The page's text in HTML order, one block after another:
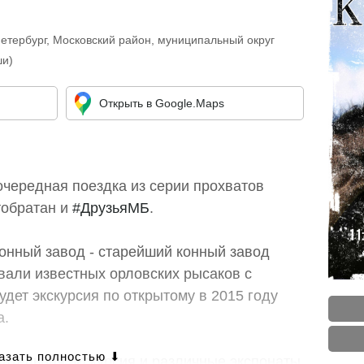
Московский район, муниципальный округ
Открыть в Google.Maps
поездка из серии прохватов
и #ДрузьяМБ.
завод - старейший конный завод
известных орловских рысаков с
экскурсия по открытому в 2015 году